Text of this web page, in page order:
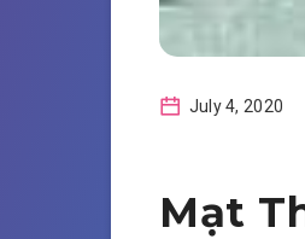
July 4, 2020
Mạt